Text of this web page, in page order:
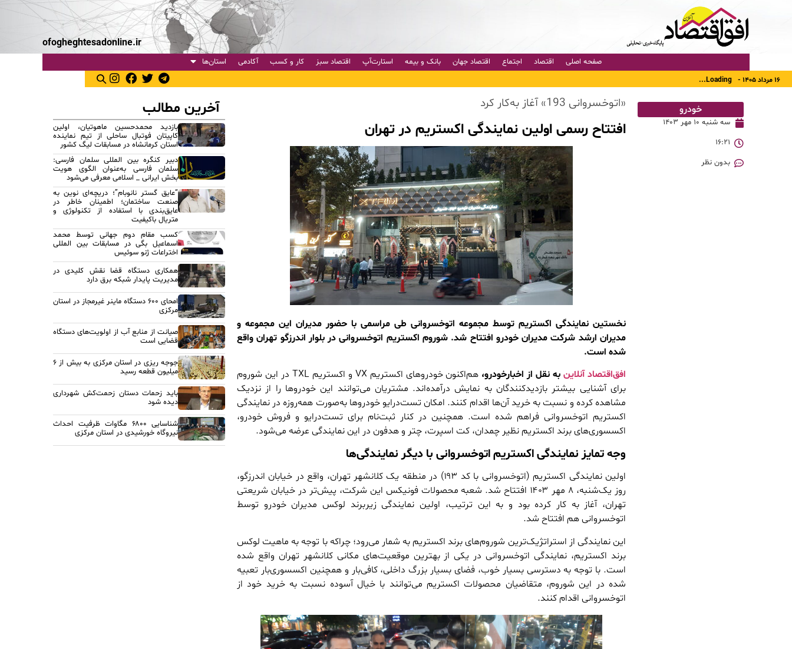
ofogheghtesadonline.ir
صفحه اصلی اقتصاد اجتماع اقتصاد جهان بانک و بیمه استارت‌آپ اقتصاد سبز کار و کسب آکادمی استان‌ها
۱۶ مرداد ۱۴۰۵ - Loading...
خودرو
سه شنبه ۱۰ مهر ۱۴۰۳
۱۶:۲۱
بدون نظر
«اتوخسروانی 193» آغاز به‌کار کرد
افتتاح رسمی اولین نمایندگی اکستریم در تهران
نخستین نمایندگی اکستریم توسط مجموعه اتوخسروانی طی مراسمی با حضور مدیران این مجموعه و
مدیران ارشد شرکت مدیران خودرو افتتاح شد. شوروم اکستریم اتوخسروانی در بلوار اندرزگو تهران واقع
شده است.
افق‌اقتصاد آنلاینبه نقل از اخبارخودرو،
هم‌اکنون خودروهای اکستریم VX و اکستریم TXL در این شوروم
برای آشنایی بیشتر بازدیدکنندگان به نمایش درآمده‌اند. مشتریان می‌توانند این خودروها را از نزدیک
مشاهده کرده و نسبت به خرید آن‌ها اقدام کنند. امکان تست‌درایو خودروها به‌صورت همه‌روزه در نمایندگی
اکستریم اتوخسروانی فراهم شده است. همچنین در کنار ثبت‌نام برای تست‌درایو و فروش خودرو،
اکسسوری‌های برند اکستریم نظیر چمدان، کت اسپرت، چتر و هدفون در این نمایندگی عرضه می‌شود.
وجه تمایز نمایندگی اکستریم اتوخسروانی با دیگر نمایندگی‌ها
اولین نمایندگی اکستریم (اتوخسروانی با کد ۱۹۳) در منطقه یک کلانشهر تهران، واقع در خیابان اندرزگو،
روز یک‌شنبه، ۸ مهر ۱۴۰۳ افتتاح شد. شعبه محصولات فونیکس این شرکت، پیش‌تر در خیابان شریعتی
تهران، آغاز به کار کرده بود و به این ترتیب، اولین نمایندگی زیربرند لوکس مدیران خودرو توسط
اتوخسروانی هم افتتاح شد.
این نمایندگی از استراتژیک‌ترین شوروم‌های برند اکستریم به شمار می‌رود؛ چراکه با توجه به ماهیت لوکس
برند اکستریم، نمایندگی اتوخسروانی در یکی از بهترین موقعیت‌های مکانی کلانشهر تهران واقع شده
است. با توجه به دسترسی بسیار خوب، فضای بسیار بزرگ داخلی، کافی‌بار و همچنین اکسسوری‌بار تعبیه
شده در این شوروم، متقاضیان محصولات اکستریم می‌توانند با خیال آسوده نسبت به خرید خود از
اتوخسروانی اقدام کنند.
آخرین مطالب
بازدید محمدحسین ماهوتیان، اولین
کاپیتان فوتبال ساحلی از تیم نماینده
استان کرمانشاه در مسابقات لیگ کشور
دبیر کنگره بین المللی سلمان فارسی:
سلمان فارسی به‌عنوان الگوی هویت
بخش ایرانی _ اسلامی معرفی می‌شود
“عایق گستر نانوبام”؛ دریچه‌ای نوین به
صنعت ساختمان؛ اطمینان خاطر در
عایق‌بندی با استفاده از تکنولوژی و
متریال باکیفیت
کسب مقام دوم جهانی توسط محمد
اسماعیل بگی در مسابقات بین المللی
اختراعات ژنو سوئیس
همکاری دستگاه قضا نقش کلیدی در
مدیریت پایدار شبکه برق دارد
امحای ۶۰۰ دستگاه ماینر غیرمجاز در استان
مرکزی
صیانت از منابع آب از اولویت‌های دستگاه
قضایی است
جوجه ریزی در استان مرکزی به بیش از ۶
میلیون قطعه رسید
باید زحمات دستان زحمت‌کش شهرداری
دیده شود
شناسایی ۶۸۰۰ مگاوات ظرفیت احداث
نیروگاه خورشیدی در استان مرکزی